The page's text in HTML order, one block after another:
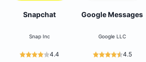
Snapchat
Snap Inc
4.4
Google Messages
Google LLC
4.5